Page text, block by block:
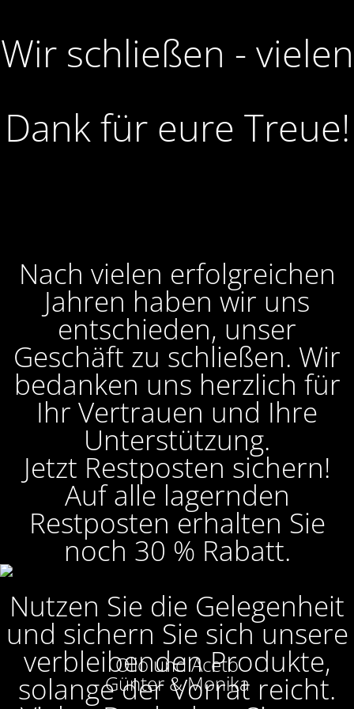
Wir schließen - vielen
Dank für eure Treue!
Nach vielen erfolgreichen
Jahren haben wir uns
entschieden, unser
Geschäft zu schließen. Wir
bedanken uns herzlich für
Ihr Vertrauen und Ihre
Unterstützung.
Jetzt Restposten sichern!
Auf alle lagernden
Restposten erhalten Sie
noch 30 % Rabatt.
Nutzen Sie die Gelegenheit
und sichern Sie sich unsere
verbleibenden Produkte,
solange der Vorrat reicht.
Olio und Aceto
Günter & Monika